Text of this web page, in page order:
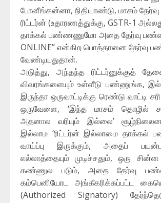
போனீங்கன்னா, நிதியாண்டு, மாசம்
ரிட்டர்ன் (உதாரணத்துக்கு, GSTR-1
தாக்கல் பண்ணணுமோ அதை தேர்வு பண்ணி
ONLINE” என்கிற பொத்தானை தேர்வு
வேண்டியதுதான்.
அடுத்து, அந்தந்த ரிட்டர்னுக்குத்
விவரங்களையும் உள்ளீடு பண்ணுங்க,
இருந்தா ஒருவாட்டிக்கு ரெண்டு வாட்டி
ஒருவேளை, ‘இந்த மாசம் தொழில்
அதனால வரியும் இல்லை’
இல்லாம ‘ரிட்டர்ன் இல்லாமை தாக்கல்
வாய்ப்பு இருக்கும், அதைப்
எல்லாத்தையும் முடிச்சதும், ஒரு சின்ன
கண்ணுல படும், அதை தேர்வு
கம்பெனியோட அங்கீகரிக்கப்பட்ட
(Authorized Signatory)